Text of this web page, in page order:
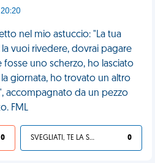
nel mio astuccio: "La tua
vuoi rivedere, dovrai pagare
fosse uno scherzo, ho lasciato
giornata, ho trovato un altro
accompagnato da un pezzo
FML
0 SVEGLIATI, TE LA SEI CERCATA! 0